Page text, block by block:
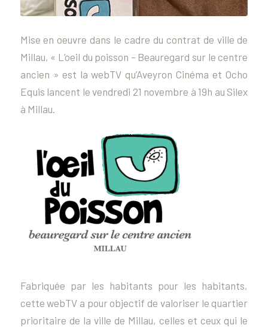
Mise en oeuvre dans le cadre du contrat de ville de
Millau, « L’oeil du poisson – Beauregard sur le centre
ancien » est la webTV qu’Aveyron Cinéma et Ocho
Equis lancent le vendredi 21 novembre à 19h au Silex
à Millau.
Fabriquée par les habitants pour les habitants,
cette webTV a pour objectif de valoriser le quartier
prioritaire de la ville de Millau, celles et ceux qui le